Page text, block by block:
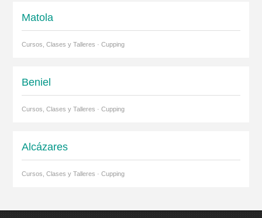
Matola
Cursos, Clases y Talleres · Cupping
Beniel
Cursos, Clases y Talleres · Cupping
Alcázares
Cursos, Clases y Talleres · Cupping